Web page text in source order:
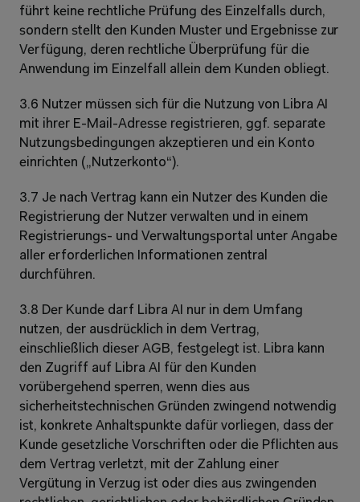
führt keine rechtliche Prüfung des Einzelfalls durch,
sondern stellt den Kunden Muster und Ergebnisse zur
Verfügung, deren rechtliche Überprüfung für die
Anwendung im Einzelfall allein dem Kunden obliegt.
3.6 Nutzer müssen sich für die Nutzung von Libra AI
mit ihrer E-Mail-Adresse registrieren, ggf. separate
Nutzungsbedingungen akzeptieren und ein Konto
einrichten („Nutzerkonto“).
3.7 Je nach Vertrag kann ein Nutzer des Kunden die
Registrierung der Nutzer verwalten und in einem
Registrierungs- und Verwaltungsportal unter Angabe
aller erforderlichen Informationen zentral
durchführen.
3.8 Der Kunde darf Libra AI nur in dem Umfang
nutzen, der ausdrücklich in dem Vertrag,
einschließlich dieser AGB, festgelegt ist. Libra kann
den Zugriff auf Libra AI für den Kunden
vorübergehend sperren, wenn dies aus
sicherheitstechnischen Gründen zwingend notwendig
ist, konkrete Anhaltspunkte dafür vorliegen, dass der
Kunde gesetzliche Vorschriften oder die Pflichten aus
dem Vertrag verletzt, mit der Zahlung einer
Vergütung in Verzug ist oder dies aus zwingenden